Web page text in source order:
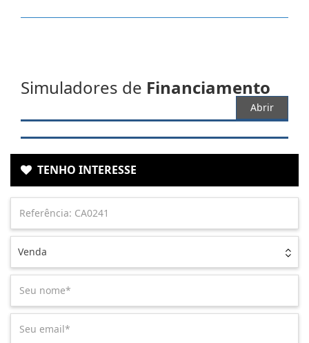
Simuladores de Financiamento
Abrir
TENHO INTERESSE
Venda